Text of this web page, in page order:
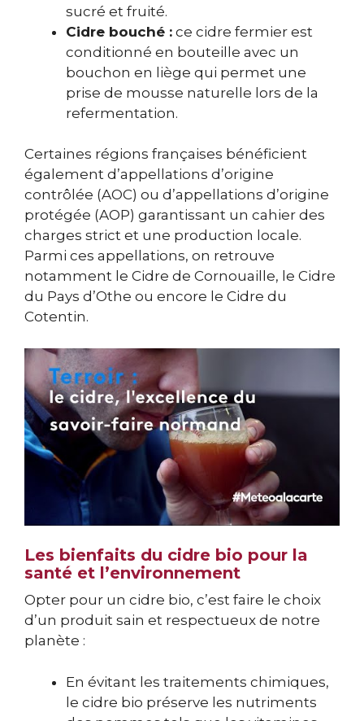
sucré et fruité.
Cidre bouché : ce cidre fermier est
conditionné en bouteille avec un
bouchon en liège qui permet une
prise de mousse naturelle lors de la
refermentation.
Certaines régions françaises bénéficient
également d’appellations d’origine
contrôlée (AOC) ou d’appellations d’origine
protégée (AOP) garantissant un cahier des
charges strict et une production locale.
Parmi ces appellations, on retrouve
notamment le Cidre de Cornouaille, le Cidre
du Pays d’Othe ou encore le Cidre du
Cotentin.
Les bienfaits du cidre bio pour la
santé et l’environnement
Opter pour un cidre bio, c’est faire le choix
d’un produit sain et respectueux de notre
planète :
En évitant les traitements chimiques,
le cidre bio préserve les nutriments